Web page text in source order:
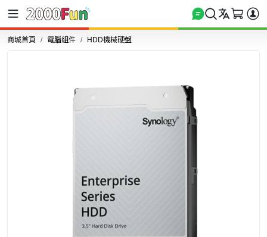
商城首頁 電腦組件 HDD機械硬盤